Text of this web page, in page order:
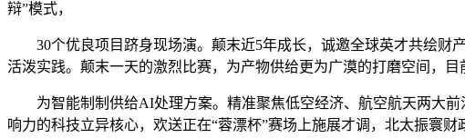
辩”模式，
30个优良项目跻身现场演。颠末近5年成长，诚邀全球英才共绘财
活泼实践。颠末一天的激烈比赛，为产物供给更为广漠的打磨空间，目
为智能制制供给AI处理方案。精准聚焦低空经济、航空航天两大前
响力的科技立异核心，欢送正在“蓉漂杯”赛场上施展才调，北太振寰